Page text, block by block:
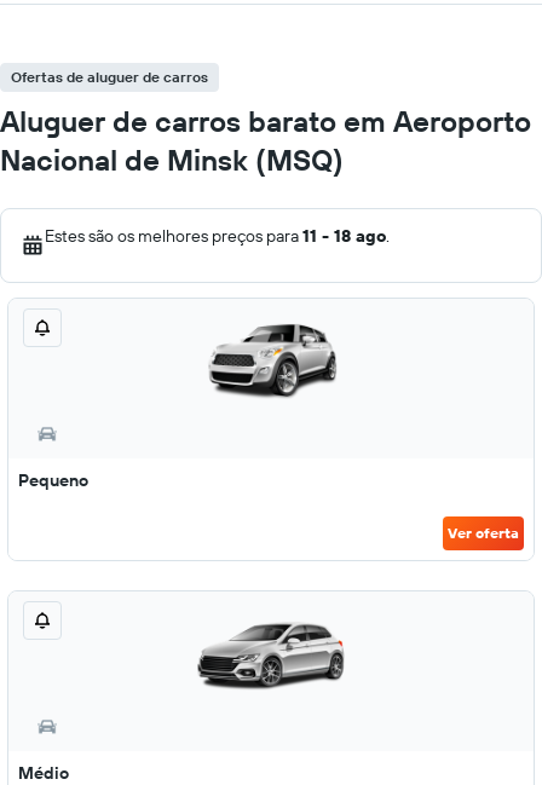
Ofertas de aluguer de carros
Aluguer de carros barato em Aeroporto
Nacional de Minsk (MSQ)
Estes são os melhores preços para11 - 18 ago.
Pequeno
Ver oferta
Médio